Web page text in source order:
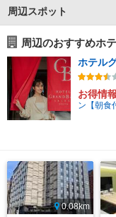
周辺スポット
周辺のおすすめホ
ホテル
お得情報
ン【朝食
0.08km